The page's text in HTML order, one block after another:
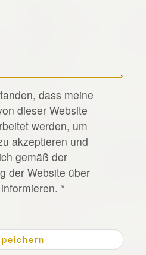
dass meine
dieser Website
werden, um
akzeptieren und
gemäß der
der Website über
*